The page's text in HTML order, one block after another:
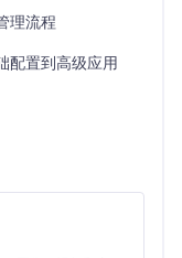
Resources/
理流程
配置到高级应用